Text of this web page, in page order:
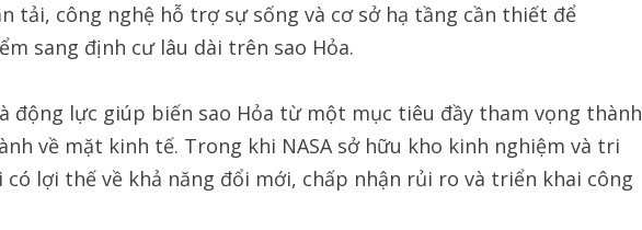
tải, công nghệ hỗ trợ sự sống và cơ sở hạ tầng cần thiết để
sang định cư lâu dài trên sao Hỏa.
động lực giúp biến sao Hỏa từ một mục tiêu đầy tham vọng thành
về mặt kinh tế. Trong khi NASA sở hữu kho kinh nghiệm và tri
lợi thế về khả năng đổi mới, chấp nhận rủi ro và triển khai công